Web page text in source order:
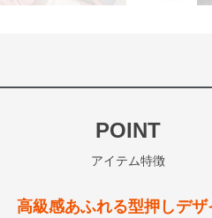
POINT
アイテム特徴
高級感あふれる型押しデザ